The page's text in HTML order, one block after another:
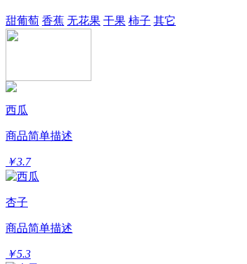
甜葡萄 香蕉 无花果 干果 柿子 其它
西瓜
商品简单描述
￥3.7
杏子
商品简单描述
￥5.3